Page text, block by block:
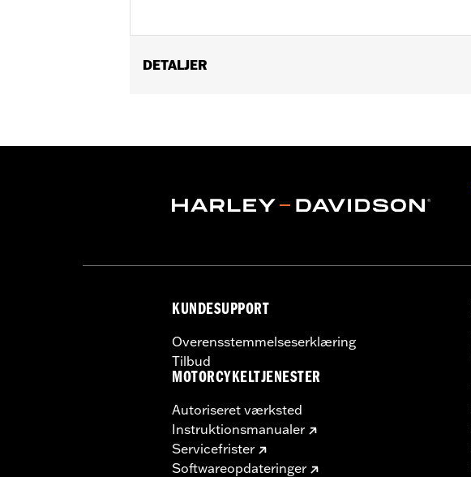
DETALJER
Water Resistant:No
Material: Leather
KUNDESUPPORT
Overensstemmelseserklæring
Tilbud
MOTORCYKELTJENESTER
Autoriseret værksted
Instruktionsmanualer
Servicefrister
Softwareopdateringer